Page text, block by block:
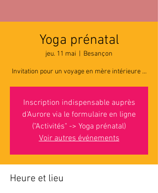
Yoga prénatal
jeu. 11 mai Besançon
Invitation pour un voyage en mère intérieure ...
Inscription indispensable auprès
d'Aurore via le formulaire en ligne
("Activités" -> Yoga prénatal)
Voir autres événements
Heure et lieu